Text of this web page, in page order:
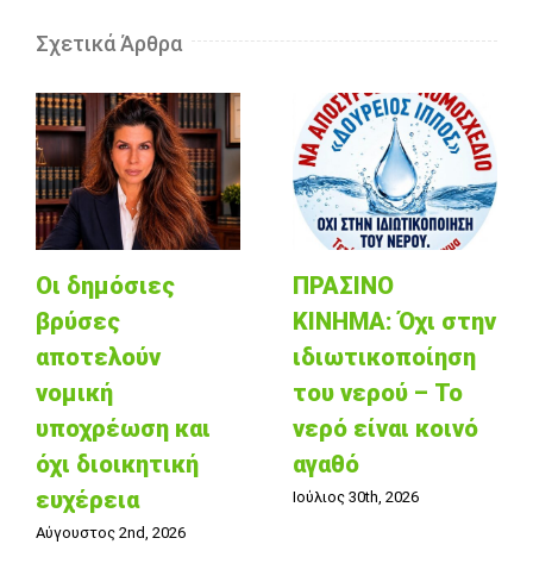
Σχετικά Άρθρα
Οι δημόσιες
βρύσες
αποτελούν
νομική
υποχρέωση και
όχι διοικητική
ευχέρεια
Αύγουστος 2nd, 2026
ΠΡΑΣΙΝΟ
ΚΙΝΗΜΑ: Όχι στην
ιδιωτικοποίηση
του νερού – Το
νερό είναι κοινό
αγαθό
Ιούλιος 30th, 2026